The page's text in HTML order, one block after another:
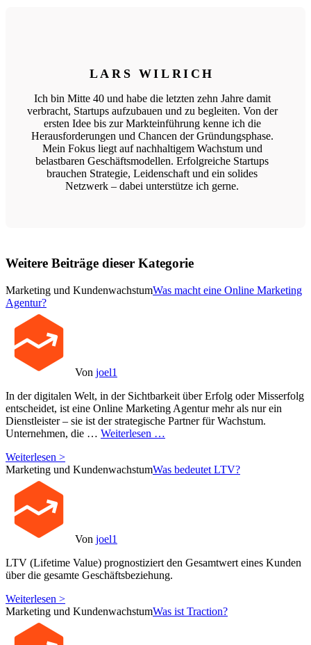
LARS WILRICH
Ich bin Mitte 40 und habe die letzten zehn Jahre damit
verbracht, Startups aufzubauen und zu begleiten. Von der
ersten Idee bis zur Markteinführung kenne ich die
Herausforderungen und Chancen der Gründungsphase.
Mein Fokus liegt auf nachhaltigem Wachstum und
belastbaren Geschäftsmodellen. Erfolgreiche Startups
brauchen Strategie, Leidenschaft und ein solides
Netzwerk – dabei unterstütze ich gerne.
Weitere Beiträge dieser Kategorie
Marketing und KundenwachstumWas macht eine Online Marketing
Agentur?
Von joel1
In der digitalen Welt, in der Sichtbarkeit über Erfolg oder Misserfolg
entscheidet, ist eine Online Marketing Agentur mehr als nur ein
Dienstleister – sie ist der strategische Partner für Wachstum.
Unternehmen, die … Weiterlesen …
Weiterlesen >
Marketing und KundenwachstumWas bedeutet LTV?
Von joel1
LTV (Lifetime Value) prognostiziert den Gesamtwert eines Kunden
über die gesamte Geschäftsbeziehung.
Weiterlesen >
Marketing und KundenwachstumWas ist Traction?